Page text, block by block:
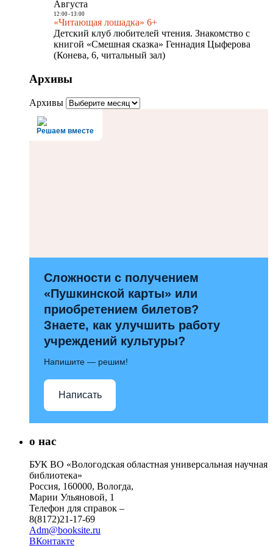
Августа
12:00- 13:00
«Читающая лошадка» 6+
Детский клуб любителей чтения. Знакомство с
книгой «Смешная сказка» Геннадия Цыферова
(Конева, 6, читальный зал)
Архивы
Архивы
Решаем вместе
Сложности с получением
«Пушкинской карты» или
приобретением билетов?
Знаете, как улучшить работу
учреждений культуры?
Напишите — решим!
Написать
о нас
БУК ВО «Вологодская областная универсальная научная
библиотека»
Россия, 160000, Вологда,
Марии Ульяновой, 1
Телефон для справок –
8(8172)21-17-69
Adm@booksite.ru
ВКонтакте